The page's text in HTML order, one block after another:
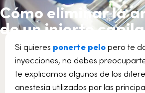
Cómo eliminar la
de un injerto
Si quieres ponerte pelopero te
inyecciones, no debes
te explicamos algunos de los
anestesia utilizados por las